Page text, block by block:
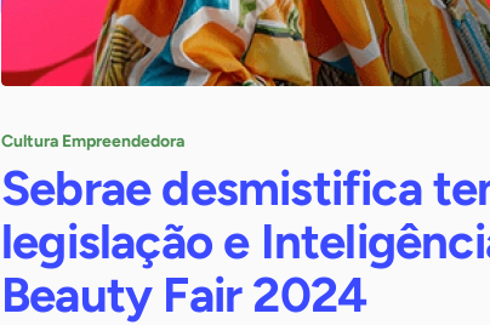
Cultura Empreendedora
Sebrae desmistifica
legislação e
Beauty Fair 2024